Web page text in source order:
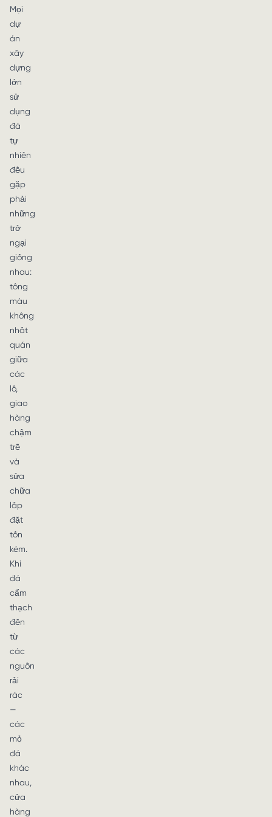
Mọi
dự
án
xây
dựng
lớn
sử
dụng
đá
tự
nhiên
đều
gặp
phải
những
trở
ngại
giống
nhau:
tông
màu
không
nhất
quán
giữa
các
lô,
giao
hàng
chậm
trễ
và
sửa
chữa
lắp
đặt
tốn
kém.
Khi
đá
cẩm
thạch
đến
từ
các
nguồn
rải
rác
—
các
mỏ
đá
khác
nhau,
cửa
hàng